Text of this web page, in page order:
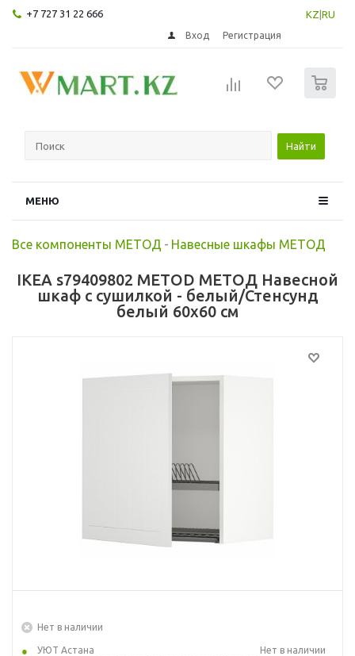
+7 727 31 22 666 KZ RU
Вход Регистрация
Найти
МЕНЮ
Все компоненты МЕТОД - Навесные шкафы МЕТОД
IKEA s79409802 METOD МЕТОД Навесной
шкаф с сушилкой - белый/Стенсунд
белый 60x60 см
Нет в наличии
УЮТ Астана
Нет в наличии